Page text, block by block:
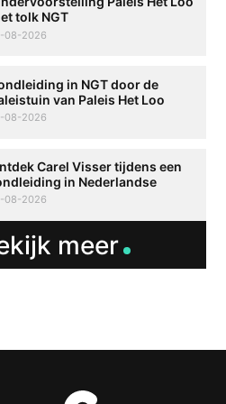
tolk NGT
08-2026
in NGT door de
van Paleis Het Loo
08-2026
Carel Visser tijdens een
in Nederlandse
08-2026
meer